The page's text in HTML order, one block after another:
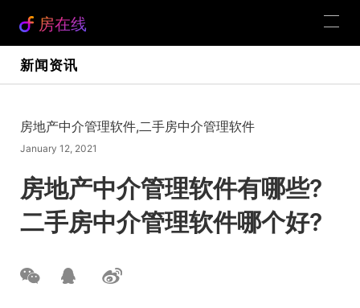
房在线
新闻资讯
房地产中介管理软件,二手房中介管理软件
January 12, 2021
房地产中介管理软件有哪些?
二手房中介管理软件哪个好?